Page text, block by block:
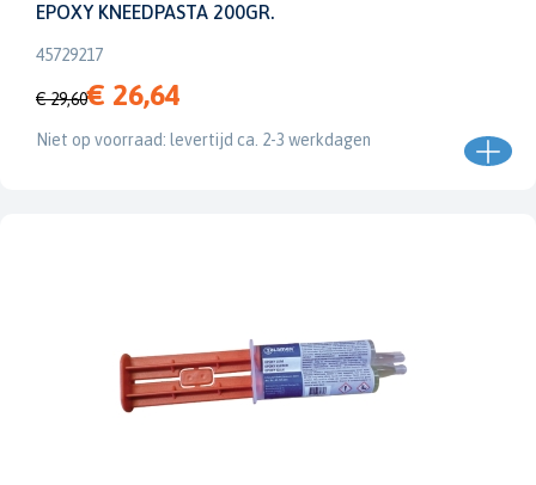
EPOXY KNEEDPASTA 200GR.
45729217
€ 29,60€ 26,64
Niet op voorraad: levertijd ca. 2-3 werkdagen